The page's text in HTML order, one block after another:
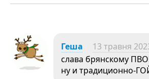
Геша 13 травня
слава брянскому
ну и традиционно-